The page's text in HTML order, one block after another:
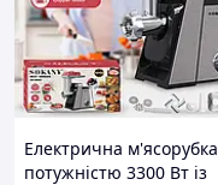
Електрична м'ясорубка
потужністю 3300 Вт із